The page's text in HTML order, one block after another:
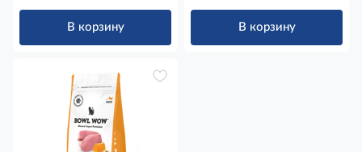
В корзину В корзину